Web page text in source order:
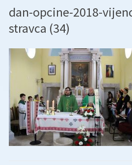
dan-opcine-2018-
stravca (34)